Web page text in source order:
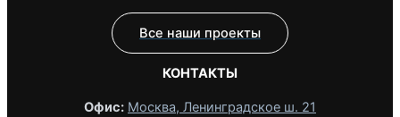
Все наши проекты
КОНТАКТЫ
Офис: Москва, Ленинградское ш. 21